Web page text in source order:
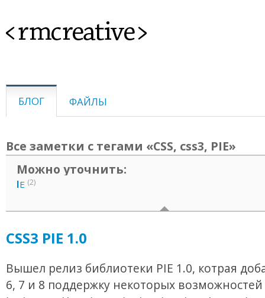
<rmcreative>
БЛОГ ФАЙЛЫ
Все заметки с тегами «CSS, css3, PIE»
Можно уточнить:
IE (2)
CSS3 PIE 1.0
Вышел релиз библиотеки PIE 1.0, котрая
6, 7 и 8 поддержку некоторых возможностей